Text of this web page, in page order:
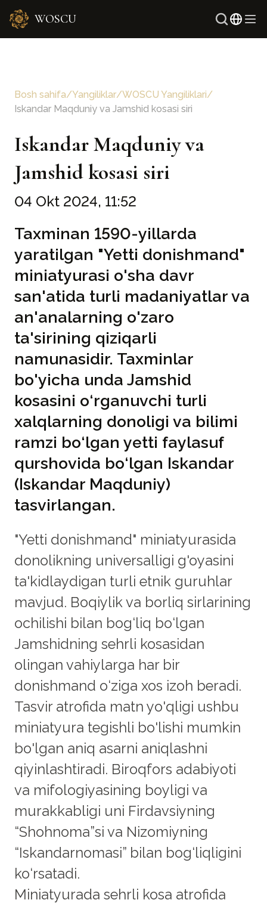
WOSCU
Bosh sahifa/Yangiliklar/WOSCU Yangiliklari/
Iskandar Maqduniy va Jamshid kosasi siri
Iskandar Maqduniy va
Jamshid kosasi siri
04 Okt 2024, 11:52
Taxminan 1590-yillarda
yaratilgan "Yetti donishmand"
miniatyurasi o'sha davr
san'atida turli madaniyatlar va
an'analarning o'zaro
ta'sirining qiziqarli
namunasidir. Taxminlar
bo'yicha unda Jamshid
kosasini o‘rganuvchi turli
xalqlarning donoligi va bilimi
ramzi bo‘lgan yetti faylasuf
qurshovida bo‘lgan Iskandar
(Iskandar Maqduniy)
tasvirlangan.
"Yetti donishmand" miniatyurasida
donolikning universalligi g'oyasini
ta'kidlaydigan turli etnik guruhlar
mavjud. Boqiylik va borliq sirlarining
ochilishi bilan bog‘liq bo‘lgan
Jamshidning sehrli kosasidan
olingan vahiylarga har bir
donishmand o‘ziga xos izoh beradi.
Tasvir atrofida matn yo'qligi ushbu
miniatyura tegishli bo'lishi mumkin
bo'lgan aniq asarni aniqlashni
qiyinlashtiradi. Biroqfors adabiyoti
va mifologiyasining boyligi va
murakkabligi uni Firdavsiyning
“Shohnoma”si va Nizomiyning
“Iskandarnomasi” bilan bog‘liqligini
ko‘rsatadi.
Miniatyurada sehrli kosa atrofida